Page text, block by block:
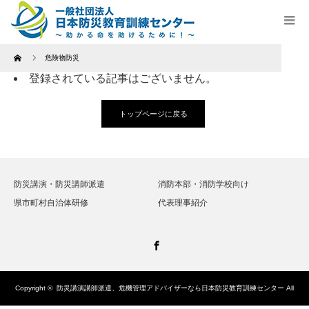
Home 危険物防災
登録されている記事はございません。
トップページに戻る
防災講演・防災講師派遣
消防本部・消防学校向け
県市町村自治体研修
代表理事紹介
Copyright © 防災講演講師派遣、危機管理アドバイザーなら日本防災教育訓練センター All